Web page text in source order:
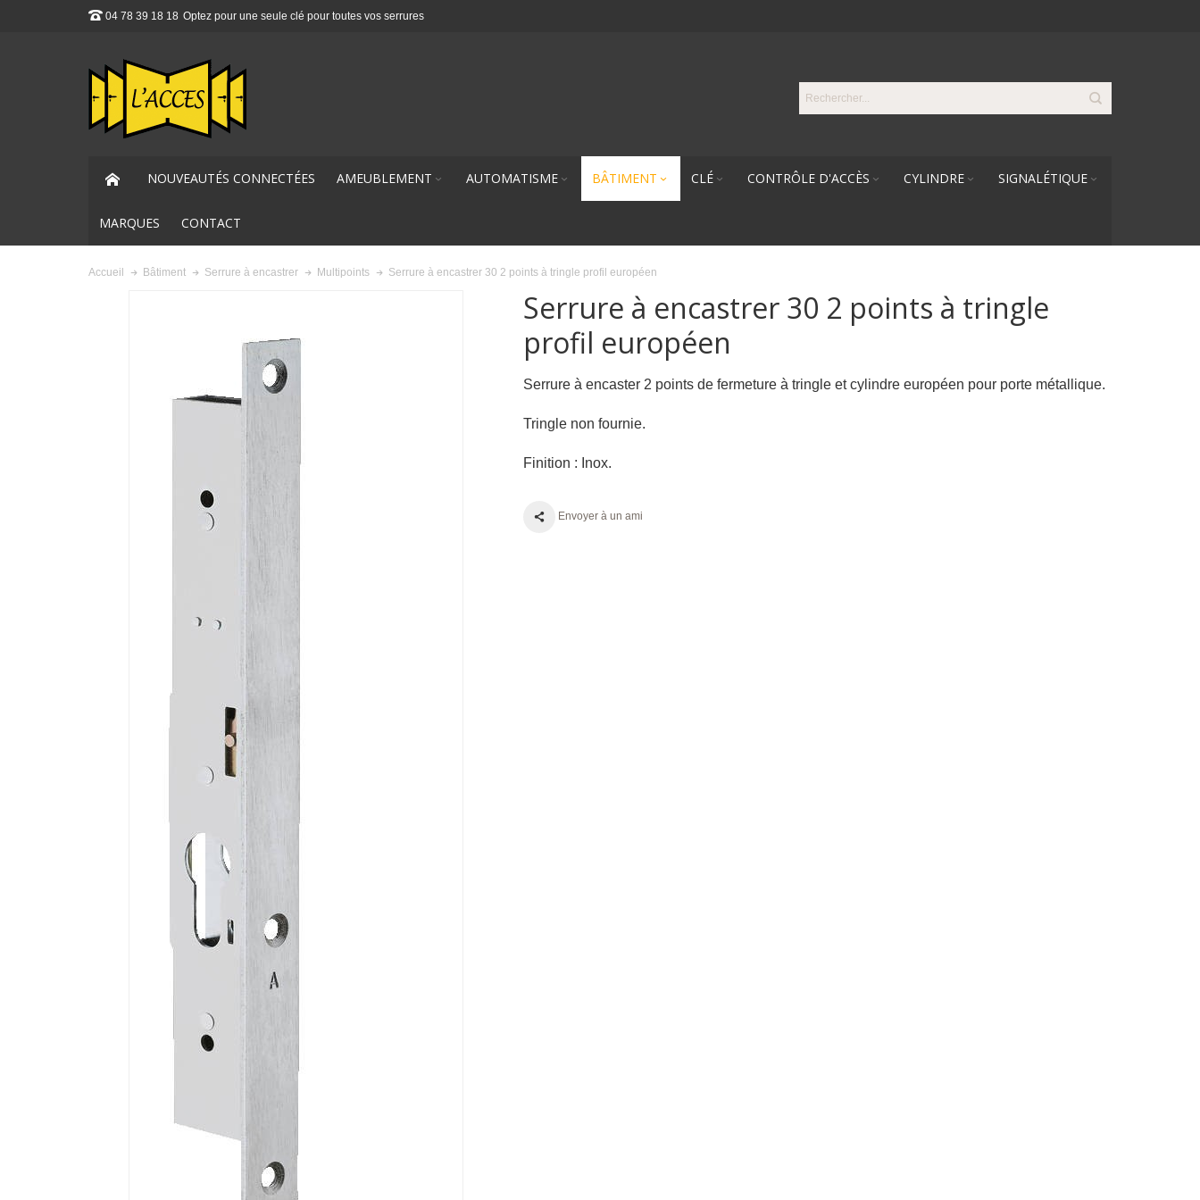
04 78 39 18 18 Optez pour une seule clé pour toutes vos serrures
NOUVEAUTÉS CONNECTÉES AMEUBLEMENT AUTOMATISME BÂTIMENT CLÉ CONTRÔLE D'ACCÈS CYLINDRE SIGNALÉTIQUE
MARQUES CONTACT
Accueil Bâtiment Serrure à encastrer Multipoints Serrure à encastrer 30 2 points à tringle profil européen
Serrure à encastrer 30 2 points à tringle
profil européen
Serrure à encaster 2 points de fermeture à tringle et cylindre européen pour porte métallique.
Tringle non fournie.
Finition : Inox.
Envoyer à un ami